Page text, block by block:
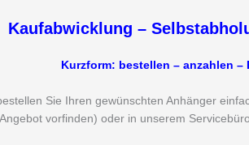
Kaufabwicklung –
Kurzform: bestellen – anzahlen
Sie Ihren gewünschten Anhänger
vorfinden) oder in unserem